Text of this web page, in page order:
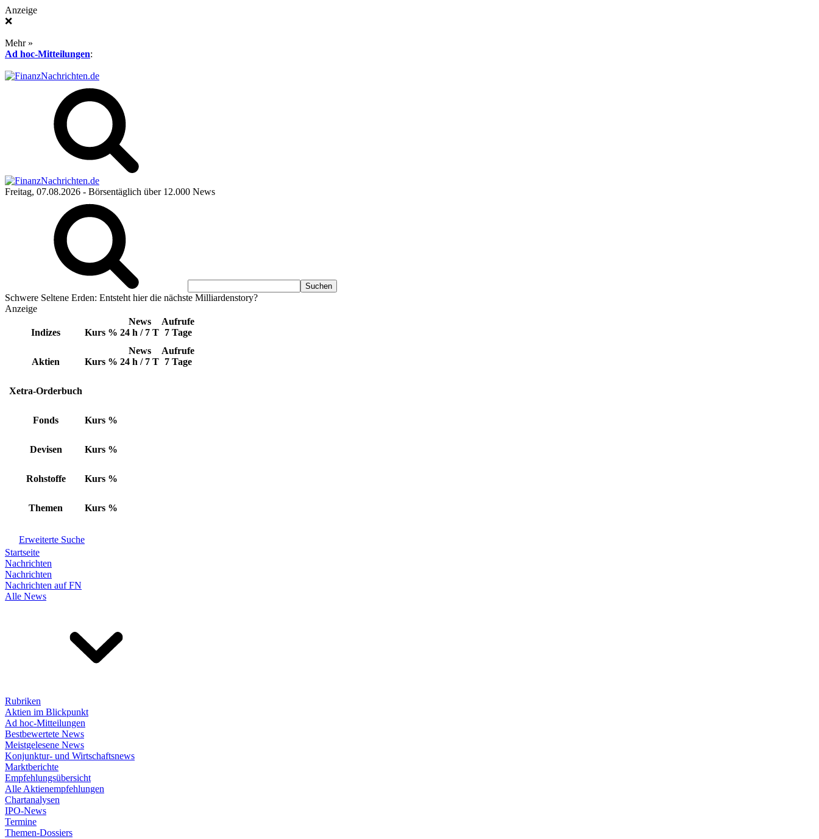
Anzeige
❌
Mehr »
Ad hoc-Mitteilungen:
Freitag, 07.08.2026 - Börsentäglich über 12.000 News
Schwere Seltene Erden: Entsteht hier die nächste Milliardenstory?
Anzeige
Indizes Kurs %
News
24 h / 7 T
Aufrufe
7 Tage
Aktien Kurs %
News
24 h / 7 T
Aufrufe
7 Tage
Xetra-Orderbuch
Fonds Kurs %
Devisen Kurs %
Rohstoffe Kurs %
Themen Kurs %
Erweiterte Suche
Startseite
Nachrichten
Nachrichten
Nachrichten auf FN
Alle News
Rubriken
Aktien im Blickpunkt
Ad hoc-Mitteilungen
Bestbewertete News
Meistgelesene News
Konjunktur- und Wirtschaftsnews
Marktberichte
Empfehlungsübersicht
Alle Aktienempfehlungen
Chartanalysen
IPO-News
Termine
Themen-Dossiers